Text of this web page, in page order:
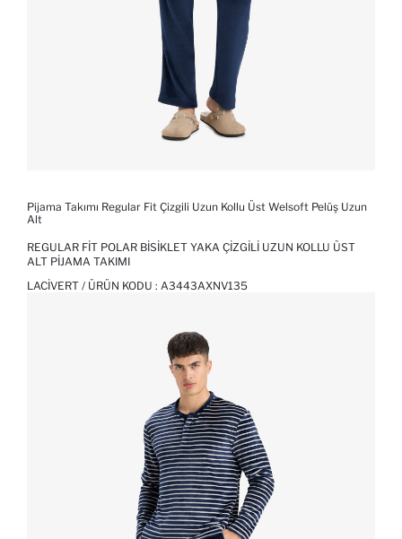
Pijama Takımı Regular Fit Çizgili Uzun Kollu Üst Welsoft Pelüş Uzun
Alt
REGULAR FIT POLAR BISIKLET YAKA ÇIZGILI UZUN KOLLU ÜST
ALT PIJAMA TAKIMI
LACIVERT / ÜRÜN KODU : A3443AXNV135